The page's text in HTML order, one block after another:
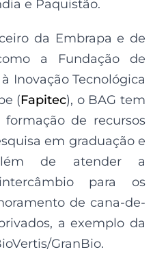
e Paquistão.
da Embrapa e de
a Fundação de
Inovação Tecnológica
(Fapitec), o BAG tem
de recursos
em graduação e
além de atender a
para os
de cana-de-
a exemplo da
GranBio.